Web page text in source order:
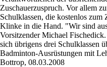
Zuschauerzuspruch. Vor allem
Schulklassen, die kostenlos zum
Klinke in die Hand. "Wir sind
Vorsitzender Michael
sich übrigens drei Schulklassen
Badminton-Ausrüstungen mit
Bottrop, 08.03.2008